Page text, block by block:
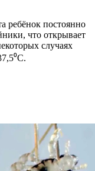
ребёнок постоянно
что открывает
случаях